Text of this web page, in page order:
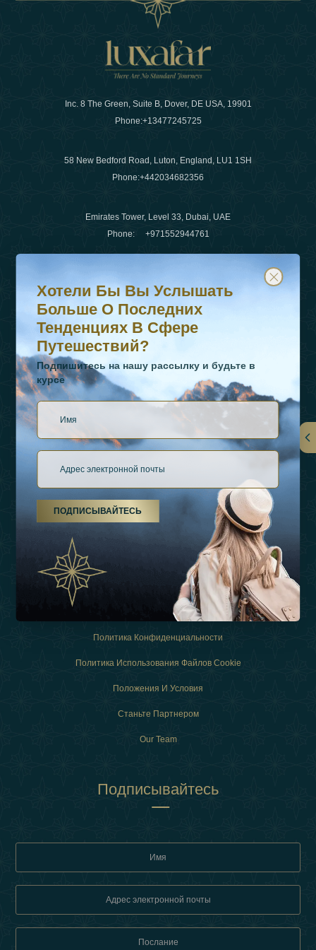
Inc. 8 The Green, Suite B, Dover, DE USA, 19901
Phone:+13477245725
58 New Bedford Road, Luton, England, LU1 1SH
Phone:+442034682356
Emirates Tower, Level 33, Dubai, UAE
Phone: +971552944761
WhatsApp Нет :+442034682356
+971552944761
О Нас
Виды Отдыха
Связаться
Политика Конфиденциальности
Политика Использования Файлов Cookie
Положения И Условия
Станьте Партнером
Our Team
Подписывайтесь
Хотели бы вы услышать больше о последних
Подпишитесь на нашу рассылку и будьте в курсе
Хотели Бы Вы Услышать
Больше О Последних
Тенденциях В Сфере
Путешествий?
Подпишитесь на нашу рассылку и будьте в
курсе
ПОДПИСЫВАЙТЕСЬ